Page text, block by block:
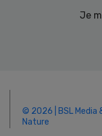
Je
© 2026 | BSL Media
Nature